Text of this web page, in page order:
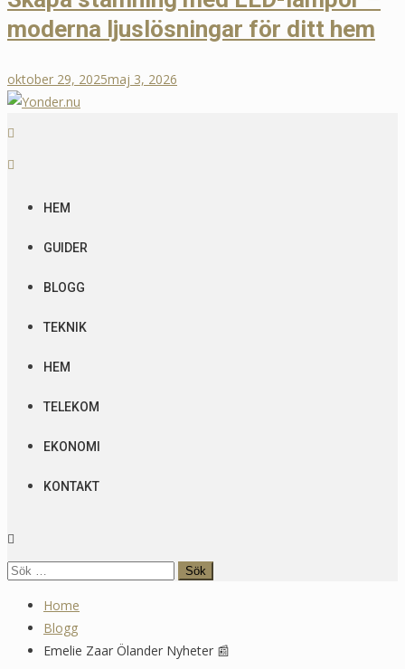
moderna ljuslösningar för ditt hem
oktober 29, 2025maj 3, 2026
Yonder.nu
Guider & Recensioner!
HEM
GUIDER
BLOGG
TEKNIK
HEM
TELEKOM
EKONOMI
KONTAKT
Sök
Home
Blogg
Emelie Zaar Ölander Nyheter 📰